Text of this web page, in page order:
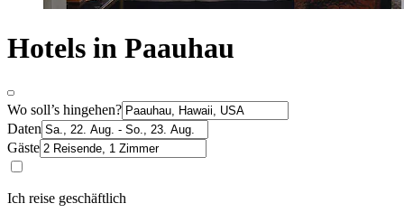
Hotels in Paauhau
Wo soll’s hingehen?
Daten
Gäste
Ich reise geschäftlich